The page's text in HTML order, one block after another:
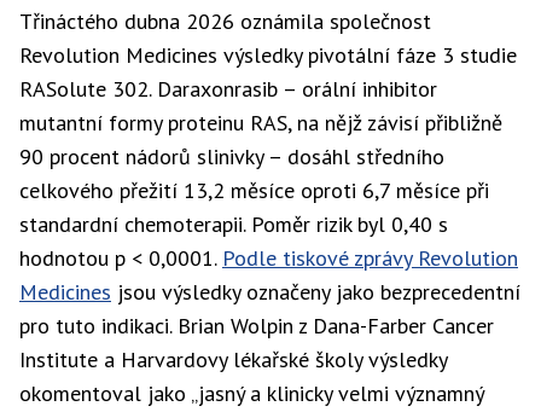
Třináctého dubna 2026 oznámila společnost
Revolution Medicines výsledky pivotální fáze 3 studie
RASolute 302. Daraxonrasib – orální inhibitor
mutantní formy proteinu RAS, na nějž závisí přibližně
90 procent nádorů slinivky – dosáhl středního
celkového přežití 13,2 měsíce oproti 6,7 měsíce při
standardní chemoterapii. Poměr rizik byl 0,40 s
hodnotou p < 0,0001. Podle tiskové zprávy Revolution
Medicines jsou výsledky označeny jako bezprecedentní
pro tuto indikaci. Brian Wolpin z Dana-Farber Cancer
Institute a Harvardovy lékařské školy výsledky
okomentoval jako „jasný a klinicky velmi významný